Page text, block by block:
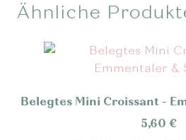
Ähnliche
Belegtes Mini Croissant -
5,60 €